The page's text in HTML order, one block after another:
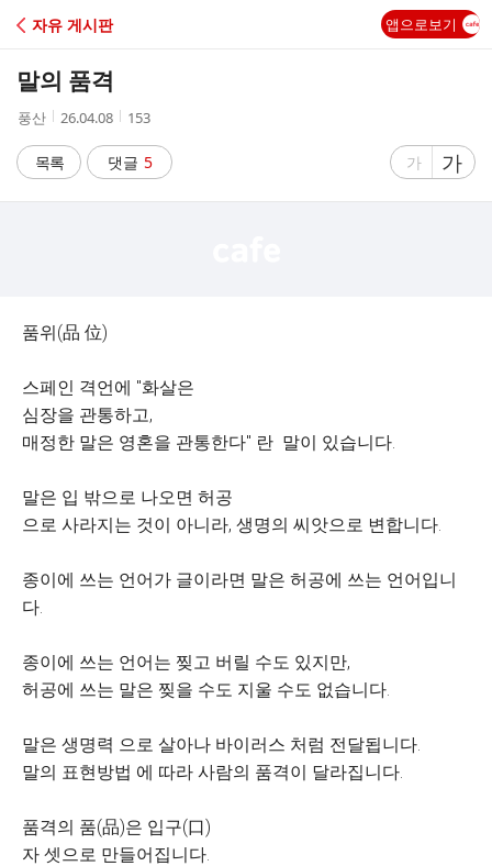
C
A
자유 게시판 앱으로보기
말의 품격
작
자
풍산
작
시
간
26.04.08
조
수
153
목록 댓글 5
글
가
글
자
가
품위(品 位)
스페인 격언에 "화살은
심장을 관통하고,
매정한 말은 영혼을 관통한다" 란 말이 있습니다.
말은 입 밖으로 나오면 허공
으로 사라지는 것이 아니라, 생명의 씨앗으로 변합니다.
종이에 쓰는 언어가 글이라면 말은 허공에 쓰는 언어입니
다.
종이에 쓰는 언어는 찢고 버릴 수도 있지만,
허공에 쓰는 말은 찢을 수도 지울 수도 없습니다.
말은 생명력 으로 살아나 바이러스 처럼 전달됩니다.
말의 표현방법 에 따라 사람의 품격이 달라집니다.
품격의 품(品)은 입구(口)
자 셋으로 만들어집니다.